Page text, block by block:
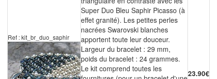
Ref : kit_br_duo_saphir
Super Duo Bleu Saphir Picasso (à
effet granité). Les petites perles
nacrées Swarovski blanches
apportent toute leur douceur.
Largeur du bracelet : 29 mm,
poids du bracelet : 24 grammes.
Le kit comprend toutes les
23.90€